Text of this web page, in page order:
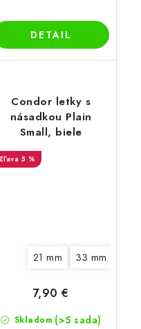
DETAIL
Condor letky s
násadkou Plain
Small, biele
5 %
21 mm 33 mm
Skladom (>5 sada)
7,90 €